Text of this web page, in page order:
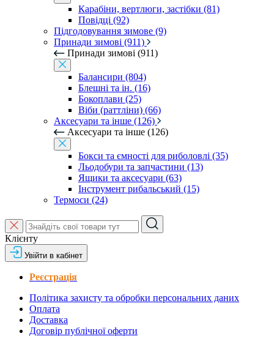
Карабіни, вертлюги, застібки (81)
Повідці (92)
Підгодовування зимове (9)
Принади зимові (911)
Принади зимові (911)
Балансири (804)
Блешні та ін. (16)
Бокоплави (25)
Віби (раттліни) (66)
Аксесуари та інше (126)
Аксесуари та інше (126)
Бокси та ємності для риболовлі (35)
Льодобури та запчастини (13)
Ящики та аксесуари (63)
Інструмент рибальський (15)
Термоси (24)
Клієнту
Увійти в кабінет
Реєстрація
Політика захисту та обробки персональних даних
Оплата
Доставка
Договір публічної оферти